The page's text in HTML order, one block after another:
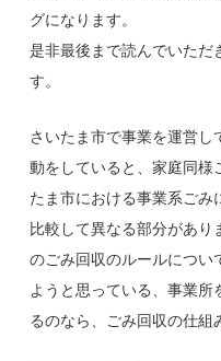
グになります。
是非最後まで読んでいただ
す。
さいたま市で事業を運営し
動をしていると、家庭同様
たま市における事業系ごみ
比較して異なる部分があり
のごみ回収のルールについ
ようと思っている、事業
るのなら、ごみ回収の仕組